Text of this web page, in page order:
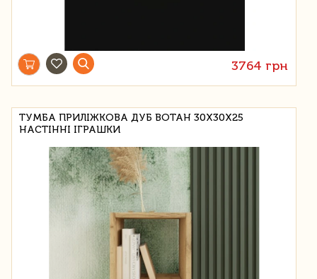
3764 грн
ТУМБА ПРИЛІЖКОВА ДУБ ВОТАН 30Х30Х25
НАСТІННІ ІГРАШКИ